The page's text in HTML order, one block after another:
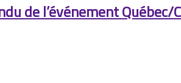
de l’événement Québec/